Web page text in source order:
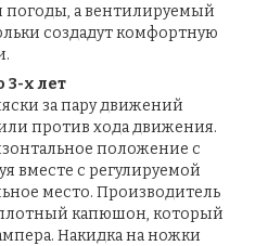
погоды, а вентилируемый
создадут комфортную
3-х лет
за пару движений
против хода движения.
положение с
вместе с регулируемой
место. Производитель
капюшон, который
Накидка на ножки